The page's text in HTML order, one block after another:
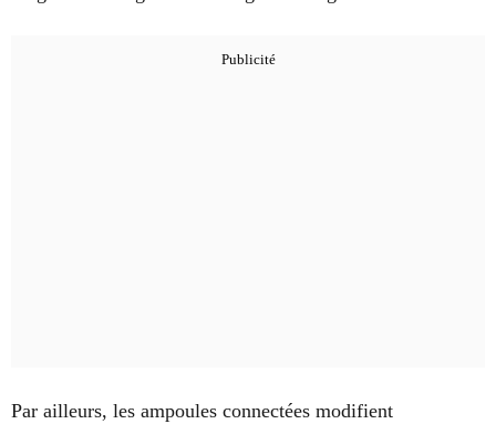
Par ailleurs, les ampoules connectées modifient